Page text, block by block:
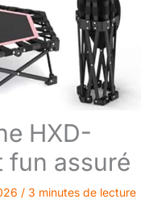
HXD-
fun assuré
/ 3 minutes de lecture